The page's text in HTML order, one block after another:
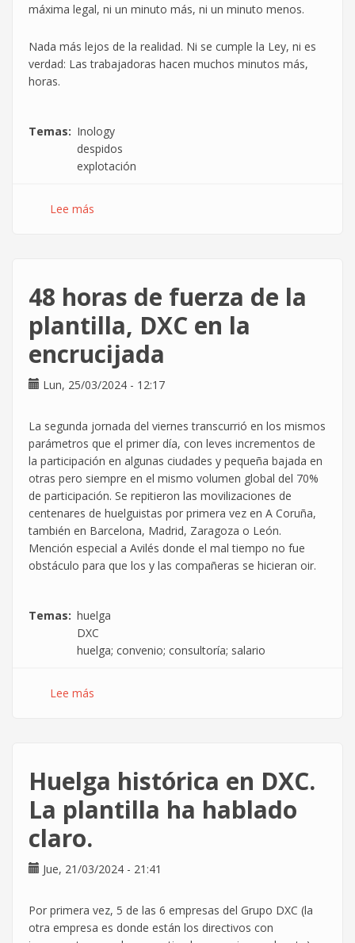
máxima legal, ni un minuto más, ni un minuto menos.
Nada más lejos de la realidad. Ni se cumple la Ley, ni es
verdad: Las trabajadoras hacen muchos minutos más,
horas.
Temas
Inology
despidos
explotación
Lee más
ir
al
baño
sin
que
se
la
jornada
laboral
48 horas de fuerza de la
plantilla, DXC en la
encrucijada
Lun, 25/03/2024 - 12:17
La segunda jornada del viernes transcurrió en los mismos
parámetros que el primer día, con leves incrementos de
la participación en algunas ciudades y pequeña bajada en
otras pero siempre en el mismo volumen global del 70%
de participación. Se repitieron las movilizaciones de
centenares de huelguistas por primera vez en A Coruña,
también en Barcelona, Madrid, Zaragoza o León.
Mención especial a Avilés donde el mal tiempo no fue
obstáculo para que los y las compañeras se hicieran oir.
Temas
huelga
DXC
huelga; convenio; consultoría; salario
Lee más
de
la
plantilla,
la
Huelga histórica en DXC.
La plantilla ha hablado
claro.
Jue, 21/03/2024 - 21:41
Por primera vez, 5 de las 6 empresas del Grupo DXC (la
otra empresa es donde están los directivos con